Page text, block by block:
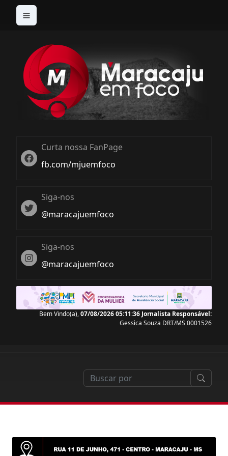
Twitter
Curta nossa FanPage
fb.com/mjuemfoco
Twiter
Siga-nos
@maracajuemfoco
Instagram
Siga-nos
@maracajuemfoco
Bem Vindo(a),07/08/2026 05:11:38 Jornalista Responsável:
Gessica Souza DRT/MS 0001526
em drones cresce 146% em Mato Grosso